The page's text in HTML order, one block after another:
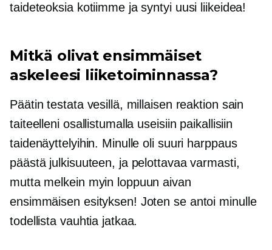
taideteoksia kotiimme ja syntyi uusi liikeidea!
Mitkä olivat ensimmäiset
askeleesi liiketoiminnassa?
Päätin testata vesillä, millaisen reaktion sain
taiteelleni osallistumalla useisiin paikallisiin
taidenäyttelyihin. Minulle oli suuri harppaus
päästä julkisuuteen, ja pelottavaa varmasti,
mutta melkein myin loppuun aivan
ensimmäisen esityksen! Joten se antoi minulle
todellista vauhtia jatkaa.